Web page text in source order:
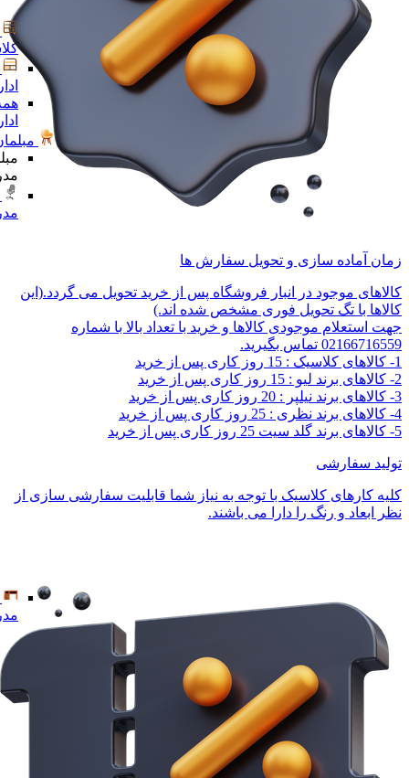
زمان آماده سازی و تحویل سفارش ها
کالاهای موجود در انبار فروشگاه پس از خرید تحویل می گردد.(این
کالاها با تگ تحویل فوری مشخص شده اند.)
جهت استعلام موجودی کالاها و خرید با تعداد بالا با شماره
02166716559 تماس بگیرید.
1- کالاهای کلاسیک : 15 روز کاری پس از خرید
2- کالاهای برند لیو : 15 روز کاری پس از خرید
3- کالاهای برند نیلپر : 20 روز کاری پس از خرید
4- کالاهای برند نظری : 25 روز کاری پس از خرید
5- کالاهای برند گلد سیت 25 روز کاری پس از خرید
تولید سفارشی
کلیه کارهای کلاسیک با توجه به نیاز شما قابلیت سفارشی سازی از
نظر ابعاد و رنگ را دارا می باشند.